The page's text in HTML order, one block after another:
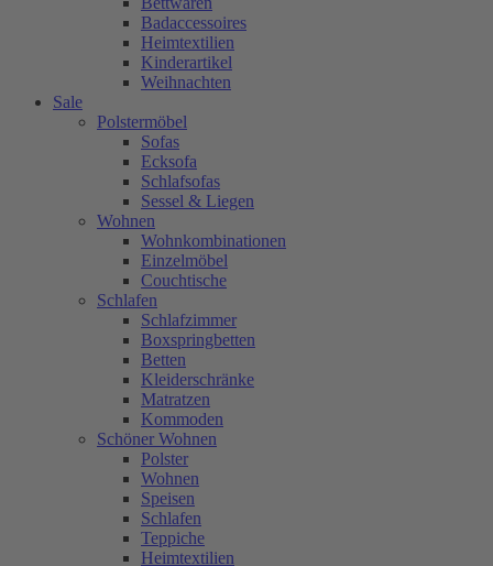
Badaccessoires
Heimtextilien
Kinderartikel
Weihnachten
Sale
Polstermöbel
Sofas
Ecksofa
Schlafsofas
Sessel & Liegen
Wohnen
Wohnkombinationen
Einzelmöbel
Couchtische
Schlafen
Schlafzimmer
Boxspringbetten
Betten
Kleiderschränke
Matratzen
Kommoden
Schöner Wohnen
Polster
Wohnen
Speisen
Schlafen
Teppiche
Heimtextilien